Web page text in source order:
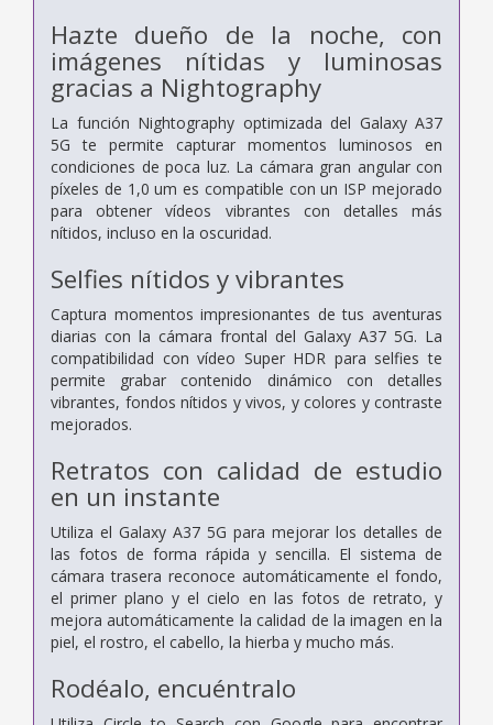
Hazte dueño de la noche, con
imágenes nítidas y luminosas
gracias a Nightography
La función Nightography optimizada del Galaxy A37
5G te permite capturar momentos luminosos en
condiciones de poca luz. La cámara gran angular con
píxeles de 1,0 um es compatible con un ISP mejorado
para obtener vídeos vibrantes con detalles más
nítidos, incluso en la oscuridad.
Selfies nítidos y vibrantes
Captura momentos impresionantes de tus aventuras
diarias con la cámara frontal del Galaxy A37 5G. La
compatibilidad con vídeo Super HDR para selfies te
permite grabar contenido dinámico con detalles
vibrantes, fondos nítidos y vivos, y colores y contraste
mejorados.
Retratos con calidad de estudio
en un instante
Utiliza el Galaxy A37 5G para mejorar los detalles de
las fotos de forma rápida y sencilla. El sistema de
cámara trasera reconoce automáticamente el fondo,
el primer plano y el cielo en las fotos de retrato, y
mejora automáticamente la calidad de la imagen en la
piel, el rostro, el cabello, la hierba y mucho más.
Rodéalo, encuéntralo